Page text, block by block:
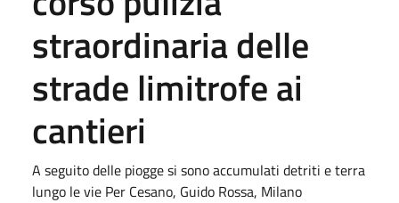
straordinaria delle
strade limitrofe ai
cantieri
A seguito delle piogge si sono accumulati detriti e terra
lungo le vie Per Cesano, Guido Rossa, Milano